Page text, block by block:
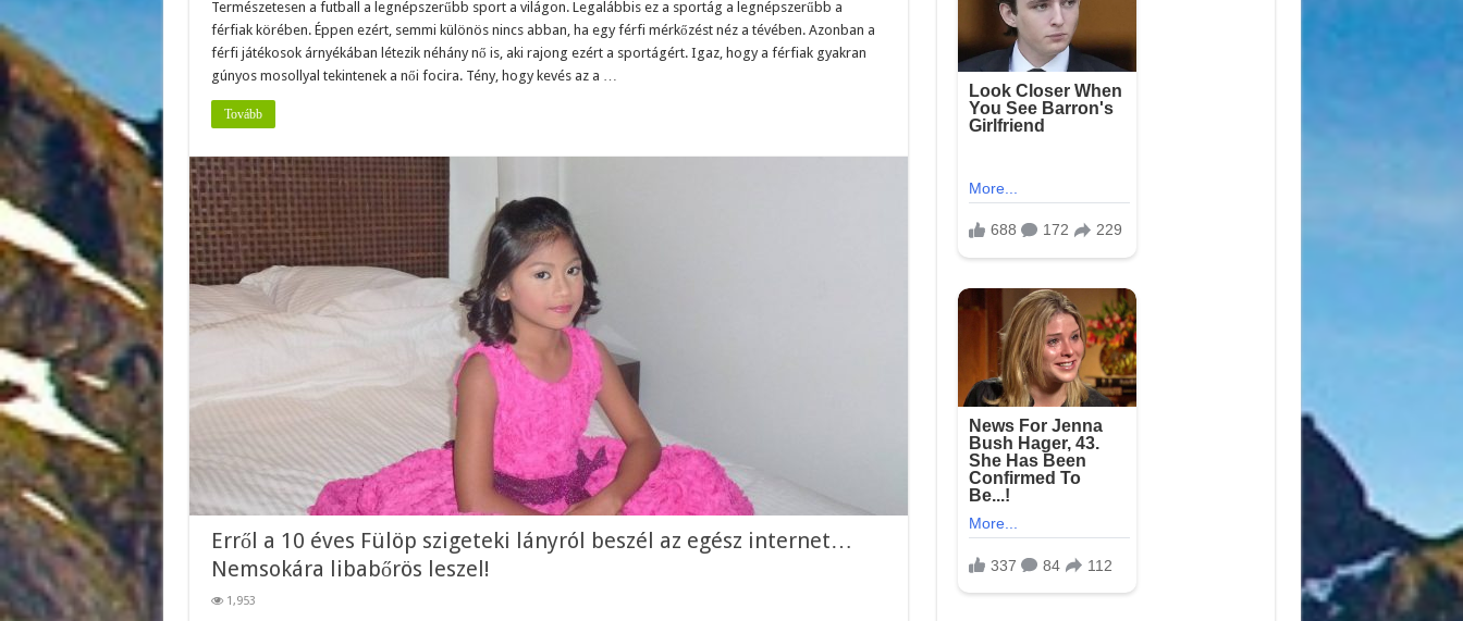
Természetesen a futball a legnépszerűbb sport a világon. Legalábbis ez a sportág a legnépszerűbb a
férfiak körében. Éppen ezért, semmi különös nincs abban, ha egy férfi mérkőzést néz a tévében. Azonban a
férfi játékosok árnyékában létezik néhány nő is, aki rajong ezért a sportágért. Igaz, hogy a férfiak gyakran
gúnyos mosollyal tekintenek a női focira. Tény, hogy kevés az a …
Tovább
Erről a 10 éves Fülöp szigeteki lányról beszél az egész internet…
Nemsokára libabőrös leszel!
1,953